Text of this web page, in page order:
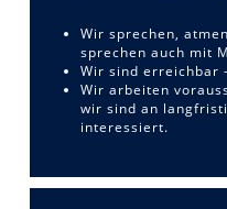
Wir sprechen,
sprechen auch mit
Wir sind erreichbar
Wir arbeiten
wir sind an
interessiert.